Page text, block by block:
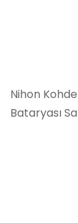
Nihon
Bataryası